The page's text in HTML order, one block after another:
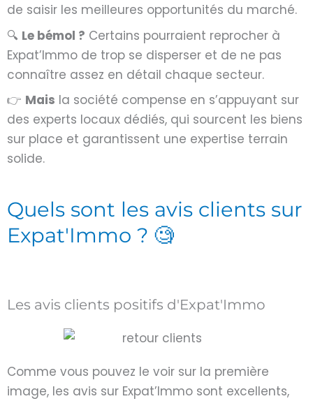
de saisir les meilleures opportunités du marché.
🔍 Le bémol ? Certains pourraient reprocher à
Expat’Immo de trop se disperser et de ne pas
connaître assez en détail chaque secteur.
👉 Mais la société compense en s’appuyant sur
des experts locaux dédiés, qui sourcent les biens
sur place et garantissent une expertise terrain
solide.
Quels sont les avis clients sur
Expat'Immo ? 🧐
Les avis clients positifs d'Expat'Immo
Comme vous pouvez le voir sur la première
image, les avis sur Expat’Immo sont excellents,